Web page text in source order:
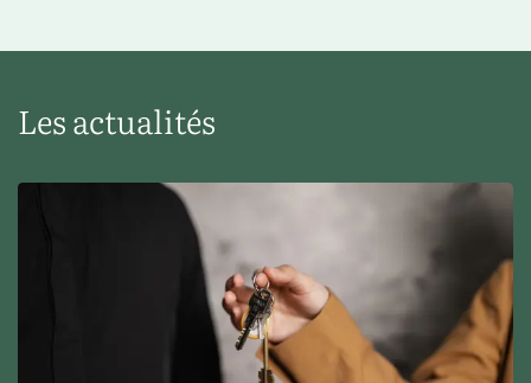
Les actualités